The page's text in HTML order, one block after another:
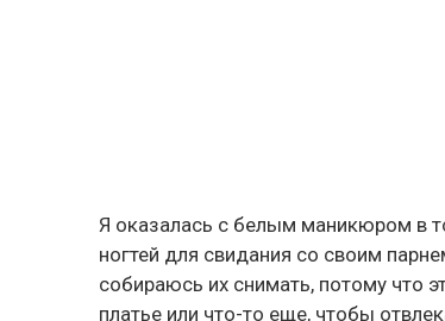
Я оказалась с белым маникюром в
ногтей для свидания со своим
собираюсь их снимать, потому что
платье или что-то еще, чтобы